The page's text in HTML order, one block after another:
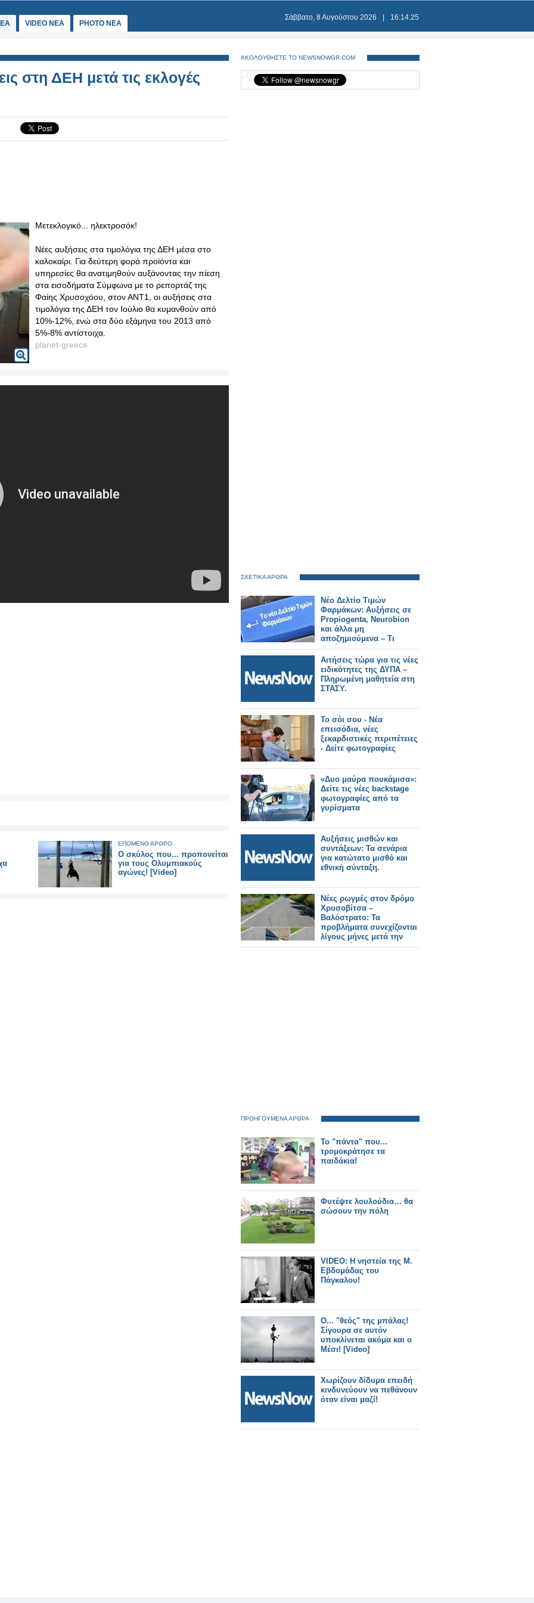
VIDEO NEA PHOTO NEA
Σάββατο, 8 Αυγούστου 2026 16:14:25
στη ΔΕΗ μετά τις εκλογές
Μετεκλογικό... ηλεκτροσόκ!
Νέες αυξήσεις στα τιμολόγια της ΔΕΗ μέσα στο
καλοκαίρι. Για δεύτερη φορά προϊόντα και
υπηρεσίες θα ανατιμηθούν αυξάνοντας την πίεση
στα εισοδήματα Σύμφωνα με το ρεπορτάζ της
Φαίης Χρυσοχόου, στον ΑΝΤ1, οι αυξήσεις στα
τιμολόγια της ΔΕΗ τον Ιούλιο θα κυμανθούν από
10%-12%, ενώ στα δύο εξάμηνα του 2013 από
5%-8% αντίστοιχα.
planet-greece
ΕΠΟΜΕΝΟ ΑΡΘΡΟ
Ο σκύλος που... προπονείται
για τους Ολυμπιακούς
αγώνες! [Video]
ΑΚΟΛΟΥΘΗΣΤΕ ΤΟ NEWSNOWGR.COM
ΣΧΕΤΙΚΑ ΑΡΘΡΑ
Νέο Δελτίο Τιμών
Φαρμάκων: Αυξήσεις σε
Propiogenta, Neurobion
και άλλα μη
αποζημιούμενα – Τι
αλλάζει από 31/7/2026
Αιτήσεις τώρα για τις νέες
ειδικότητες της ΔΥΠΑ –
Πληρωμένη μαθητεία στη
ΣΤΑΣΥ.
Το σόι σου - Νέα
επεισόδια, νέες
ξεκαρδιστικές περιπέτειες
- Δείτε φωτογραφίες
«Δυο μαύρα πουκάμισα»:
Δείτε τις νέες backstage
φωτογραφίες από τα
γυρίσματα
Αυξήσεις μισθών και
συντάξεων: Τα σενάρια
για κατώτατο μισθό και
εθνική σύνταξη.
Νέες ρωγμές στον δρόμο
Χρυσοβίτσα –
Βαλόστρατο: Τα
προβλήματα συνεχίζονται
λίγους μήνες μετά την
ασφαλτόστρωση
ΠΡΟΗΓΟΥΜΕΝΑ ΑΡΘΡΑ
Το "πάντα" που...
τρομοκράτησε τα
παιδάκια!
Φυτέψτε λουλούδια… θα
σώσουν την πόλη
VIDEO: Η νηστεία της Μ.
Εβδομάδας του
Πάγκαλου!
Ο... "θεός" της μπάλας!
Σίγουρα σε αυτόν
υποκλίνεται ακόμα και ο
Μέσι! [Video]
Χωρίζουν δίδυμα επειδή
κινδυνεύουν να πεθάνουν
όταν είναι μαζί!